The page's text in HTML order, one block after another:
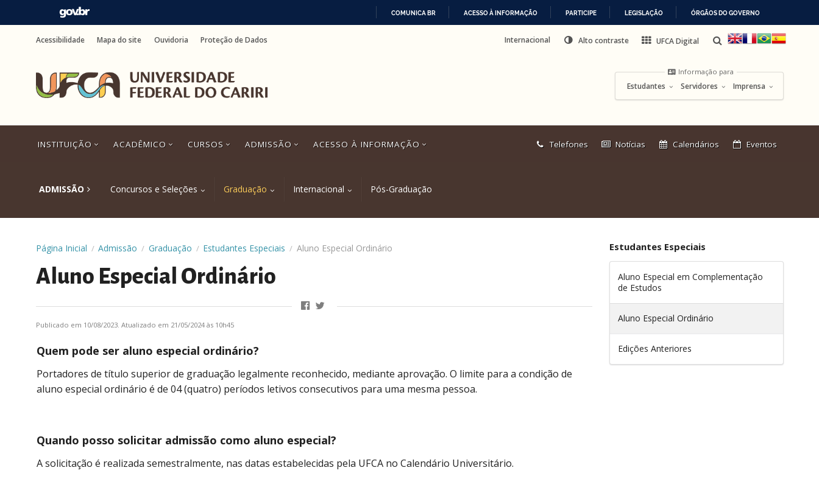
COMUNICA BR ACESSO À INFORMAÇÃO PARTICIPE LEGISLAÇÃO ÓRGÃOS DO GOVERNO
para
para
busca
rodapé
Acessibilidade Mapa do site Ouvidoria Proteção de Dados Internacional Alto contraste UFCA Digital
Informação para
Estudantes Servidores Imprensa
INSTITUIÇÃO ACADÊMICO CURSOS ADMISSÃO ACESSO À INFORMAÇÃO
Link
Telefones Notícias Calendários Eventos
ADMISSÃO Concursos e Seleções Graduação Internacional Pós-Graduação
Página Inicial / Admissão / Graduação / Estudantes Especiais / Aluno Especial Ordinário
Aluno Especial Ordinário
Publicado em 10/08/2023. Atualizado em 21/05/2024 às 10h45
Quem pode ser aluno especial ordinário?
Portadores de título superior de graduação legalmente reconhecido, mediante aprovação. O limite para a condição de
aluno especial ordinário é de 04 (quatro) períodos letivos consecutivos para uma mesma pessoa.
Quando posso solicitar admissão como aluno especial?
A solicitação é realizada semestralmente, nas datas estabelecidas pela UFCA no Calendário Universitário.
Estudantes Especiais
Aluno Especial em Complementação
de Estudos
Aluno Especial Ordinário
Edições Anteriores